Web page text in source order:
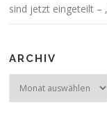
sind jetzt eingeteilt –
ARCHIV